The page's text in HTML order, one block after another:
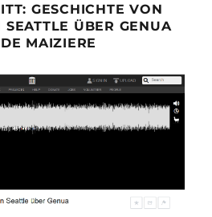
GESCHICHTE VON
ÜBER GENUA
MAIZIERE